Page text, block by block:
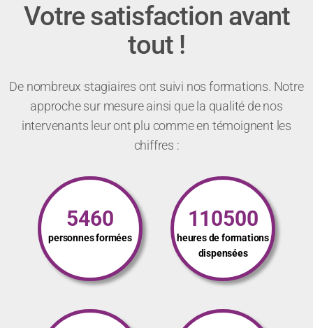
Votre satisfaction avant
tout !
De nombreux stagiaires ont suivi nos formations. Notre
approche sur mesure ainsi que la qualité de nos
intervenants leur ont plu comme en témoignent les
chiffres :
5460
personnes formées
110500
heures de formations
dispensées